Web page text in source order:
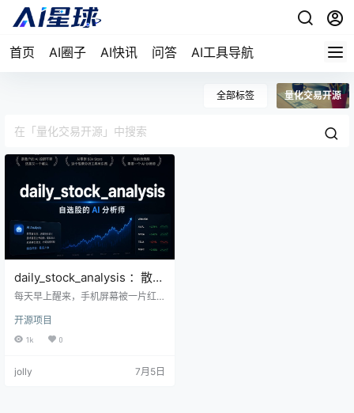
首页 AI圈子 AI快讯 问答 AI工具导航
全部标签 量化交易开源
daily_stock_analysis ：散户
的 AI 投研平替还是又一个噱
每天早上醒来，手机屏幕被一片红
夜走势、美股刚刚收盘的数据，三
块屏幕都不够看。你看完新闻觉得
同的体验，每一个散户都经历过。 d
开源项目
1k 0
jolly 7月5日